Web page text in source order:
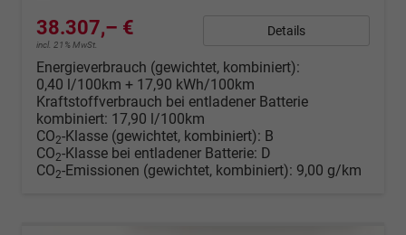
38.307,– €
incl. 21% MwSt.
Details
Energieverbrauch (gewichtet, kombiniert):
0,40 l/100km + 17,90 kWh/100km
Kraftstoffverbrauch bei entladener Batterie
kombiniert: 17,90 l/100km
CO2-Klasse (gewichtet, kombiniert): B
CO2-Klasse bei entladener Batterie: D
CO2-Emissionen (gewichtet, kombiniert): 9,00 g/km